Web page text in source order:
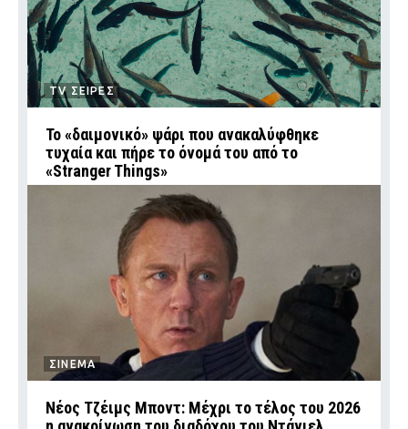
TV ΣΕΙΡΕΣ
Το «δαιμονικό» ψάρι που ανακαλύφθηκε
τυχαία και πήρε το όνομά του από το
«Stranger Things»
ΣΙΝΕΜΑ
Νέος Τζέιμς Μποντ: Μέχρι το τέλος του 2026